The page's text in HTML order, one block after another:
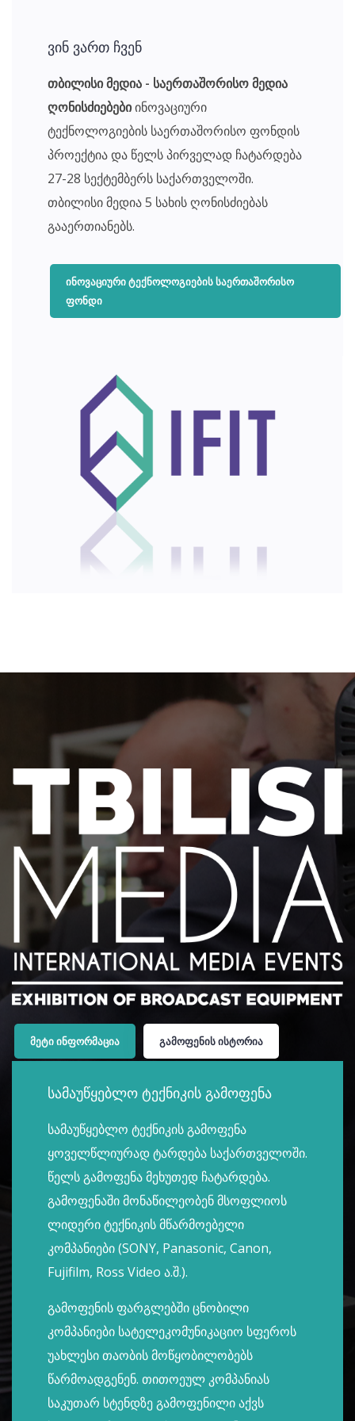
ვინ ვართ ჩვენ
თბილისი მედია - საერთაშორისო მედია
ღონისძიებებიინოვაციური
ტექნოლოგიების საერთაშორისო ფონდის
პროექტია და წელს პირველად ჩატარდება
27-28 სექტემბერს საქართველოში.
თბილისი მედია 5 სახის ღონისძიებას
გააერთიანებს.
ᲘᲜᲝᲕᲐᲪᲘᲣᲠᲘ ᲢᲔᲥᲜᲝᲚᲝᲒᲘᲔᲑᲘᲡ ᲡᲐᲔᲠᲗᲐᲨᲝᲠᲘᲡᲝ
ᲤᲝᲜᲓᲘ
ᲛᲔᲢᲘ ᲘᲜᲤᲝᲠᲛᲐᲪᲘᲐ ᲒᲐᲛᲝᲤᲔᲜᲘᲡ ᲘᲡᲢᲝᲠᲘᲐ
სამაუწყებლო ტექნიკის გამოფენა
სამაუწყებლო ტექნიკის გამოფენა
ყოველწლიურად ტარდება საქართველოში.
წელს გამოფენა მეხუთედ ჩატარდება.
გამოფენაში მონაწილეობენ მსოფლიოს
ლიდერი ტექნიკის მწარმოებელი
კომპანიები (SONY, Panasonic, Canon,
Fujifilm, Ross Video ა.შ.).
გამოფენის ფარგლებში ცნობილი
კომპანიები სატელეკომუნიკაციო სფეროს
უახლესი თაობის მოწყობილობებს
წარმოადგენენ. თითოეულ კომპანიას
საკუთარ სტენდზე გამოფენილი აქვს